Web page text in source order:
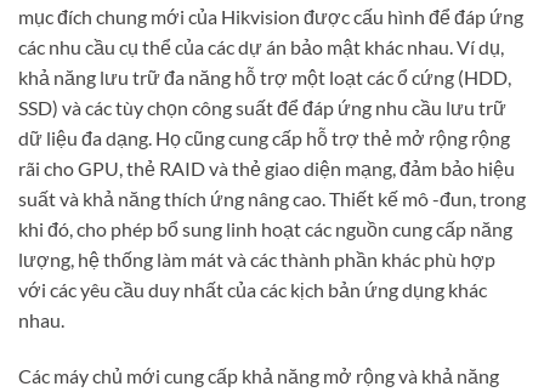
mục đích chung mới của Hikvision được cấu hình để đáp ứng
các nhu cầu cụ thể của các dự án bảo mật khác nhau. Ví dụ,
khả năng lưu trữ đa năng hỗ trợ một loạt các ổ cứng (HDD,
SSD) và các tùy chọn công suất để đáp ứng nhu cầu lưu trữ
dữ liệu đa dạng. Họ cũng cung cấp hỗ trợ thẻ mở rộng rộng
rãi cho GPU, thẻ RAID và thẻ giao diện mạng, đảm bảo hiệu
suất và khả năng thích ứng nâng cao. Thiết kế mô -đun, trong
khi đó, cho phép bổ sung linh hoạt các nguồn cung cấp năng
lượng, hệ thống làm mát và các thành phần khác phù hợp
với các yêu cầu duy nhất của các kịch bản ứng dụng khác
nhau.
Các máy chủ mới cung cấp khả năng mở rộng và khả năng